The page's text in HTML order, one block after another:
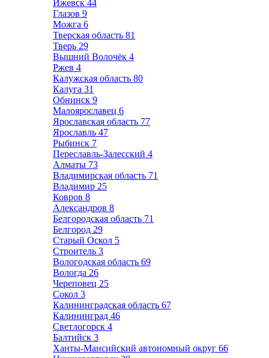
Ижевск 44
Глазов 9
Можга 6
Тверская область 81
Тверь 29
Вышний Волочёк 4
Ржев 4
Калужская область 80
Калуга 31
Обнинск 9
Малоярославец 6
Ярославская область 77
Ярославль 47
Рыбинск 7
Переславль-Залесский 4
Алматы 73
Владимирская область 71
Владимир 25
Ковров 8
Александров 8
Белгородская область 71
Белгород 29
Старый Оскол 5
Строитель 3
Вологодская область 69
Вологда 26
Череповец 25
Сокол 3
Калининградская область 67
Калининград 46
Светлогорск 4
Балтийск 3
Ханты-Мансийский автономный округ 66